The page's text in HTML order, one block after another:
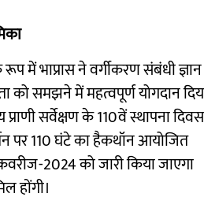
भाप्रास ने वर्गीकरण संबंधी ज्ञान
को समझने में महत्वपूर्ण योगदान
सर्वेक्षण के 110वें स्थापना दिवस
पर 110 घंटे का हैकथॉन आयोजित
2024 को जारी किया जाएगा
होंगी।